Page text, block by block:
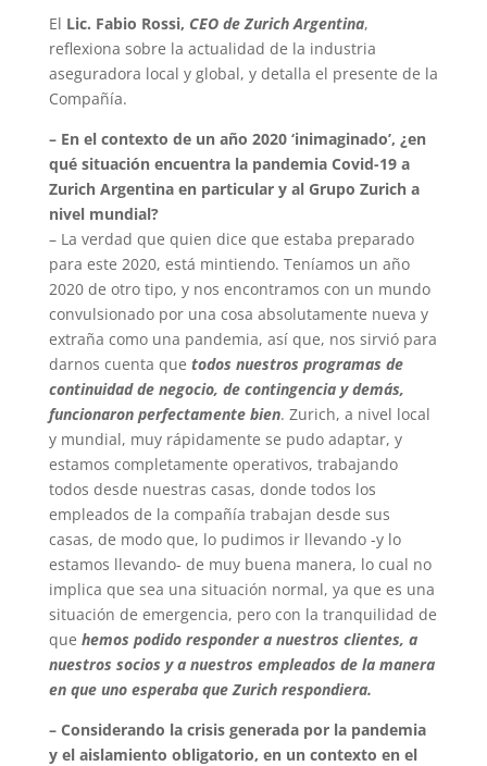
El Lic. Fabio Rossi, CEO de Zurich Argentina,
reflexiona sobre la actualidad de la industria
aseguradora local y global, y detalla el presente de la
Compañía.
– En el contexto de un año 2020 ‘inimaginado’, ¿en
qué situación encuentra la pandemia Covid-19 a
Zurich Argentina en particular y al Grupo Zurich a
nivel mundial?
– La verdad que quien dice que estaba preparado
para este 2020, está mintiendo. Teníamos un año
2020 de otro tipo, y nos encontramos con un mundo
convulsionado por una cosa absolutamente nueva y
extraña como una pandemia, así que, nos sirvió para
darnos cuenta que todos nuestros programas de
continuidad de negocio, de contingencia y demás,
funcionaron perfectamente bien. Zurich, a nivel local
y mundial, muy rápidamente se pudo adaptar, y
estamos completamente operativos, trabajando
todos desde nuestras casas, donde todos los
empleados de la compañía trabajan desde sus
casas, de modo que, lo pudimos ir llevando -y lo
estamos llevando- de muy buena manera, lo cual no
implica que sea una situación normal, ya que es una
situación de emergencia, pero con la tranquilidad de
que hemos podido responder a nuestros clientes, a
nuestros socios y a nuestros empleados de la manera
en que uno esperaba que Zurich respondiera.
– Considerando la crisis generada por la pandemia
y el aislamiento obligatorio, en un contexto en el